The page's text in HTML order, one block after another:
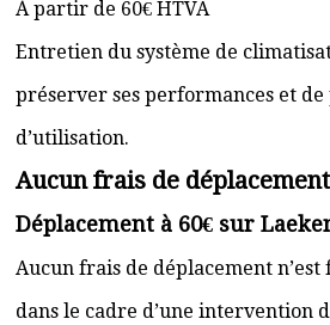
À partir de 60€ HTVA
Entretien du système de
préserver ses performances et
d’utilisation.
Aucun frais de
Déplacement à 60€ sur
Aucun frais de déplacement
dans le cadre d’une intervention